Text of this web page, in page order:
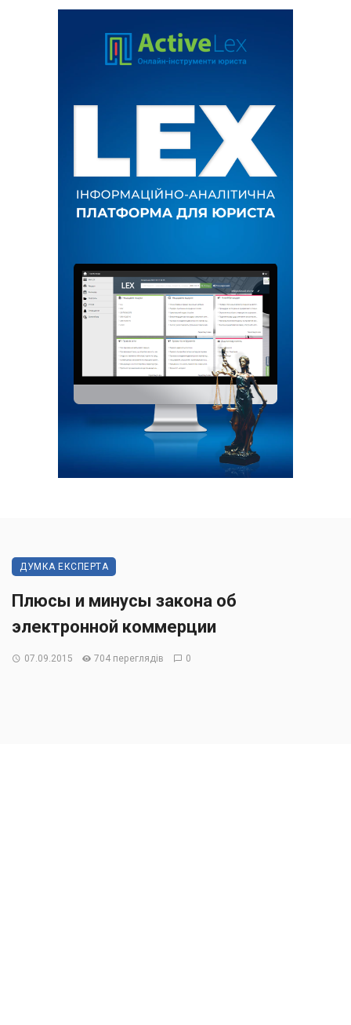
ДУМКА ЕКСПЕРТА
Плюсы и минусы закона об
электронной коммерции
07.09.2015 704 переглядів 0